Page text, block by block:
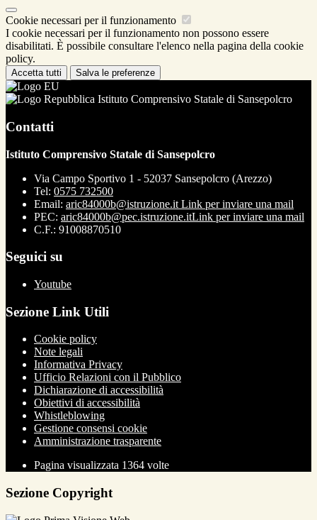
Cookie necessari per il funzionamento
I cookie necessari per il funzionamento non possono essere
disabilitati. È possibile consultare l'elenco nella pagina della cookie
policy.
Accetta tutti Salva le preferenze
Istituto Comprensivo Statale di Sansepolcro
Contatti
Istituto Comprensivo Statale di Sansepolcro
Via Campo Sportivo 1 - 52037 Sansepolcro (Arezzo)
Tel: 0575 732500
Email: aric84000b@istruzione.it Link per inviare una mail
PEC: aric84000b@pec.istruzione.itLink per inviare una mail
C.F.: 91008870510
Seguici su
Youtube
Sezione Link Utili
Cookie policy
Note legali
Informativa Privacy
Ufficio Relazioni con il Pubblico
Dichiarazione di accessibilità
Obiettivi di accessibilità
Whistleblowing
Gestione consensi cookie
Amministrazione trasparente
Pagina visualizzata 1364 volte
Sezione Copyright